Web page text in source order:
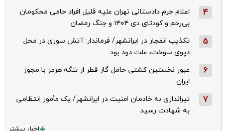
4
اعلام جرم دادستانی تهران علیه قلیل افراد حامی محکومان
بی‌رحم و کودتای دی‌ ۱۴۰۴ و جنگ رمضان
5
تکذیب ‌انفجار در ایرانشهر/ فرماندار: آتش سوزی در محل
دپوی سوخت، علت دود بود
6
عبور نخستین کشتی حامل گاز قطر از تنگه هرمز با مجوز
ایران
7
تیراندازی به خادمان امنیت در ایرانشهر/ یک مأمور انتظامی
به شهادت رسید
اخبار بیشتر